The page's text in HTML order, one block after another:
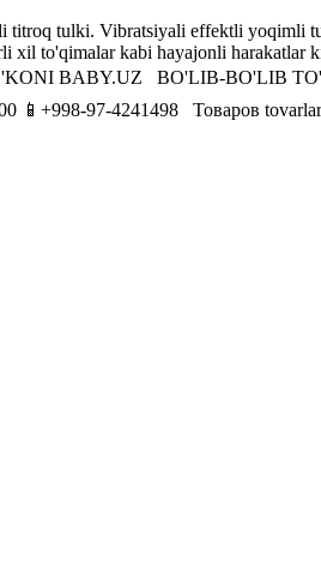
tulki. Vibratsiyali effektli yoqimli
xil to'qimalar kabi hayajonli
BABY.UZ ️ ️ BO'LIB-BO'LIB
97-4241498 Товаров